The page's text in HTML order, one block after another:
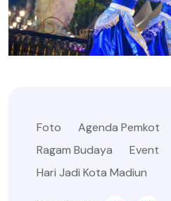
Foto Agenda Pemkot
Ragam Budaya
Event
Hari Jadi Kota Madiun